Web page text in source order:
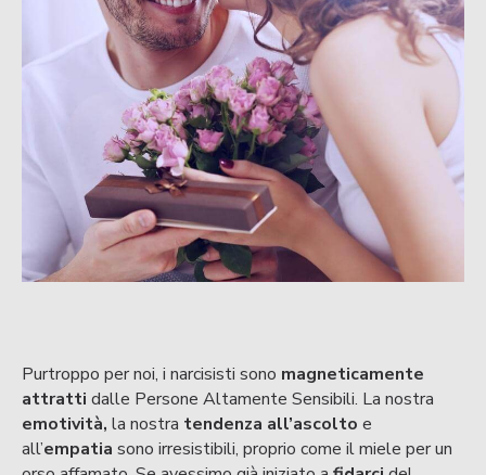
Purtroppo per noi, i narcisisti sono magneticamente
attratti dalle Persone Altamente Sensibili. La nostra
emotività, la nostra tendenza all’ascolto e
all’empatia sono irresistibili, proprio come il miele per un